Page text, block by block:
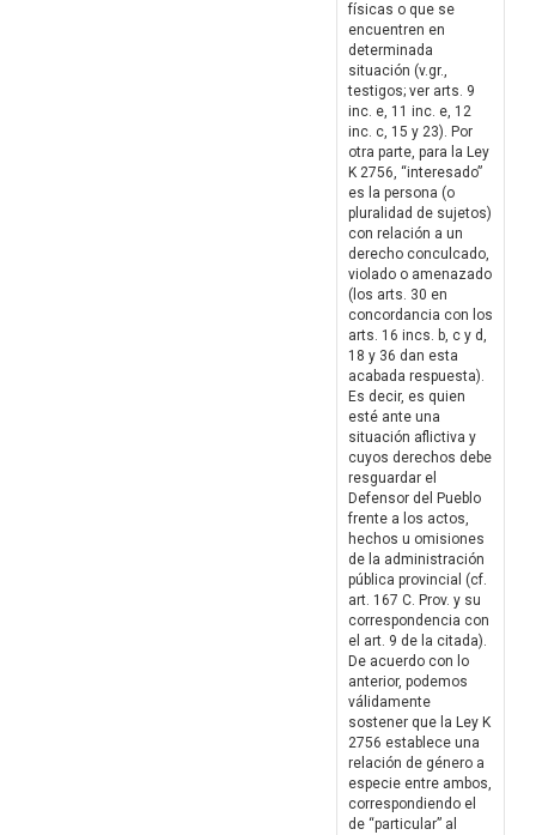
físicas o que se
encuentren en
determinada
situación (v.gr.,
testigos; ver arts. 9
inc. e, 11 inc. e, 12
inc. c, 15 y 23). Por
otra parte, para la Ley
K 2756, “interesado”
es la persona (o
pluralidad de sujetos)
con relación a un
derecho conculcado,
violado o amenazado
(los arts. 30 en
concordancia con los
arts. 16 incs. b, c y d,
18 y 36 dan esta
acabada respuesta).
Es decir, es quien
esté ante una
situación aflictiva y
cuyos derechos debe
resguardar el
Defensor del Pueblo
frente a los actos,
hechos u omisiones
de la administración
pública provincial (cf.
art. 167 C. Prov. y su
correspondencia con
el art. 9 de la citada).
De acuerdo con lo
anterior, podemos
válidamente
sostener que la Ley K
2756 establece una
relación de género a
especie entre ambos,
correspondiendo el
de “particular” al